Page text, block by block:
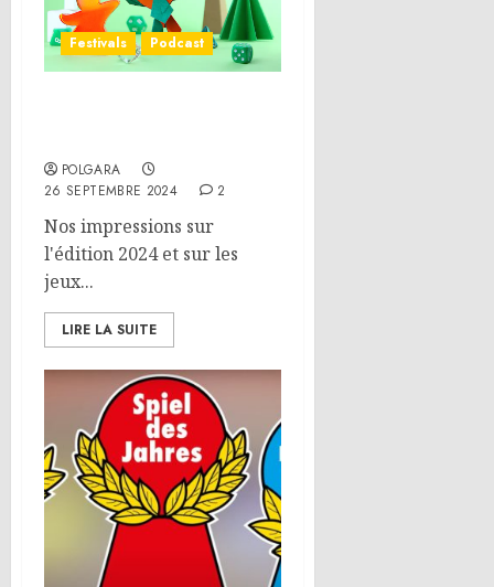
Festivals Podcast
POLGARA
26 SEPTEMBRE 2024
2
Nos impressions sur
l'édition 2024 et sur les
jeux...
LIRE LA SUITE